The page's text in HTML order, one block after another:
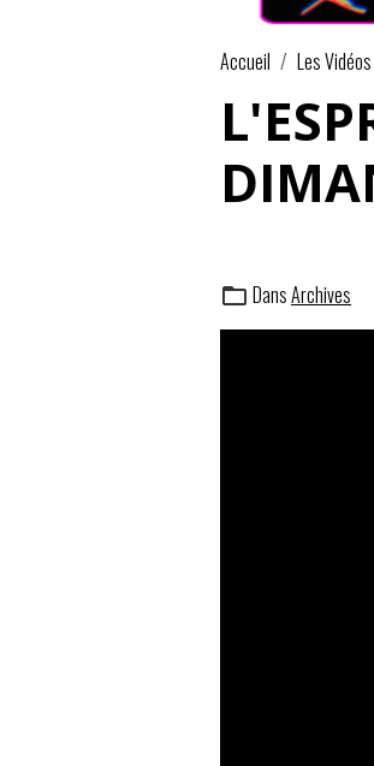
Accueil Les Vidéos
DansArchives